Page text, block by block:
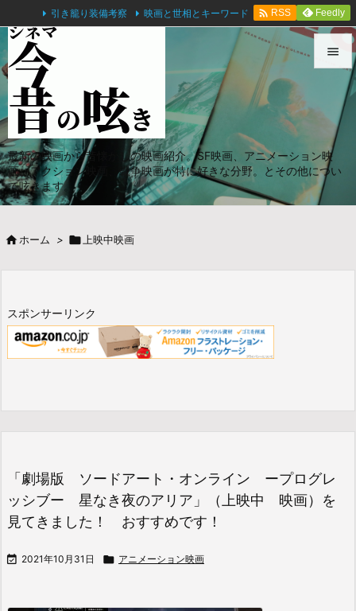
最新の映画から昔懐かしの映画紹介。SF映画、アニメーション映
画、アクション映画、戦争映画が特に好きな分野。とその他につい
て呟きます。

メニュ

サイド

前へ

引き籠り装備考察 映画と世相とキーワード  RSS Feedly
 ホーム >  上映中映画
スポンサーリンク
「劇場版 ソードアート・オンライン ープログレ
ッシブー 星なき夜のアリア」（上映中 映画）を
見てきました！ おすすめです！
 2021年10月31日  アニメーション映画